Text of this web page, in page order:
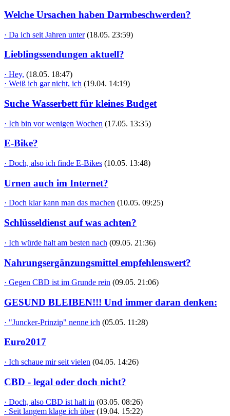
Welche Ursachen haben Darmbeschwerden?
· Da ich seit Jahren unter (18.05. 23:59)
Lieblingssendungen aktuell?
· Hey, (18.05. 18:47)
· Weiß ich gar nicht, ich (19.04. 14:19)
Suche Wasserbett für kleines Budget
· Ich bin vor wenigen Wochen (17.05. 13:35)
E-Bike?
· Doch, also ich finde E-Bikes (10.05. 13:48)
Urnen auch im Internet?
· Doch klar kann man das machen (10.05. 09:25)
Schlüsseldienst auf was achten?
· Ich würde halt am besten nach (09.05. 21:36)
Nahrungsergänzungsmittel empfehlenswert?
· Gegen CBD ist im Grunde rein (09.05. 21:06)
GESUND BLEIBEN!!! Und immer daran denken:
· "Juncker-Prinzip" nenne ich (05.05. 11:28)
Euro2017
· Ich schaue mir seit vielen (04.05. 14:26)
CBD - legal oder doch nicht?
· Doch, also CBD ist halt in (03.05. 08:26)
· Seit langem klage ich über (19.04. 15:22)